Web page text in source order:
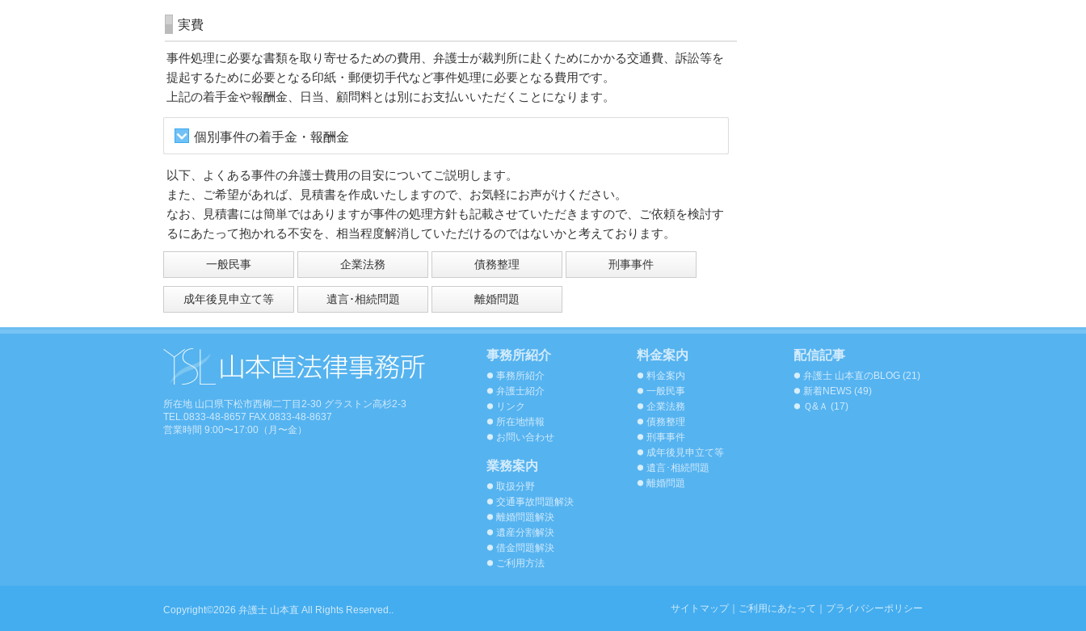
実費
事件処理に必要な書類を取り寄せるための費用、弁護士が裁判所に赴くためにかかる交通費、訴訟等を
提起するために必要となる印紙・郵便切手代など事件処理に必要となる費用です。
上記の着手金や報酬金、日当、顧問料とは別にお支払いいただくことになります。
個別事件の着手金・報酬金
以下、よくある事件の弁護士費用の目安についてご説明します。
また、ご希望があれば、見積書を作成いたしますので、お気軽にお声がけください。
なお、見積書には簡単ではありますが事件の処理方針も記載させていただきますので、ご依頼を検討す
るにあたって抱かれる不安を、相当程度解消していただけるのではないかと考えております。
一般民事 企業法務 債務整理 刑事事件
成年後見申立て等 遺言･相続問題 離婚問題
所在地 山口県下松市西柳二丁目2-30 グラストン高杉2-3
TEL.0833-48-8657 FAX.0833-48-8637
営業時間 9:00〜17:00（月〜金）
事務所紹介
事務所紹介
弁護士紹介
リンク
所在地情報
お問い合わせ
業務案内
取扱分野
交通事故問題解決
離婚問題解決
遺産分割解決
借金問題解決
ご利用方法
料金案内
料金案内
一般民事
企業法務
債務整理
刑事事件
成年後見申立て等
遺言･相続問題
離婚問題
配信記事
弁護士 山本直のBLOG (21)
新着NEWS (49)
Ｑ&Ａ (17)
Copyright©2026 弁護士 山本直 All Rights Reserved.. サイトマップ｜ ご利用にあたって ｜ プライバシーポリシー